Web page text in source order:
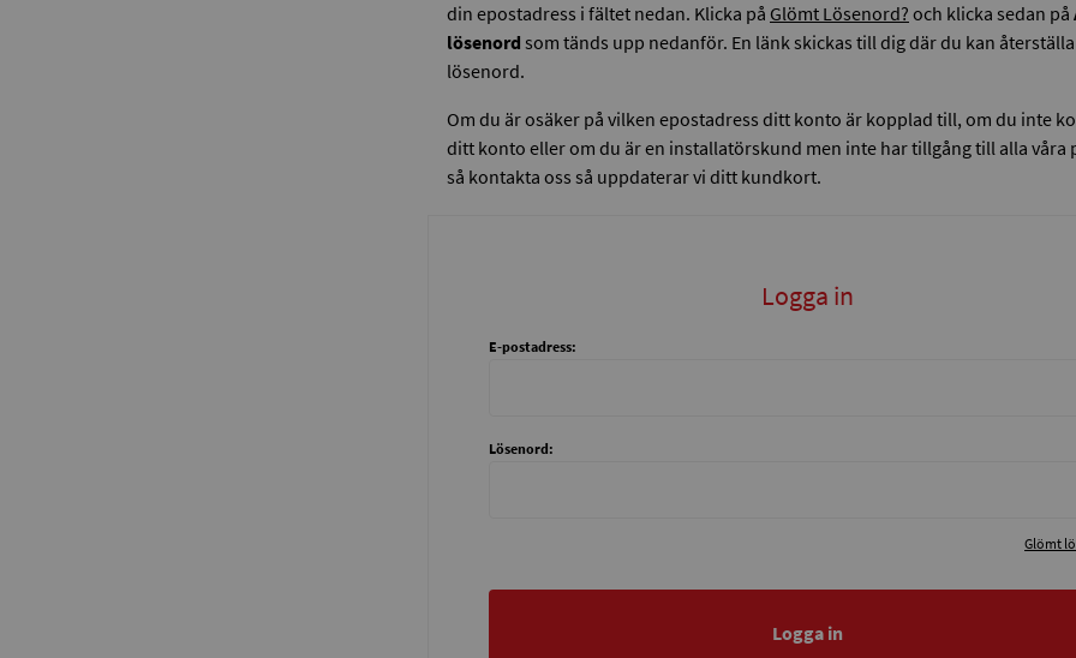
din epostadress i fältet nedan. Klicka på Glömt Lösenord? och klicka sedan på
lösenord som tänds upp nedanför. En länk skickas till dig där du kan
lösenord.
Om du är osäker på vilken epostadress ditt konto är kopplad till, om du inte
ditt konto eller om du är en installatörskund men inte har tillgång till alla våra
så kontakta oss så uppdaterar vi ditt kundkort.
Logga in
E-postadress:
Lösenord:
Glömt
Logga in